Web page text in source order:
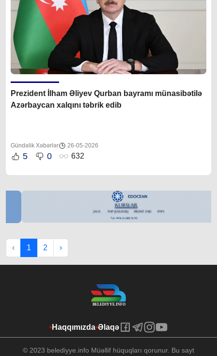
Prezident İlham Əliyev Qurban bayramı münasibətilə
Azərbaycan xalqını təbrik edib
Gündəlik Xəbərlər 26-05-2026
5 0 632
‹ 1 2 ›
Haqqımızda Əlaqə
© 2023 belediyye.info Müəllif hüquqları qorunur. Bu sayt